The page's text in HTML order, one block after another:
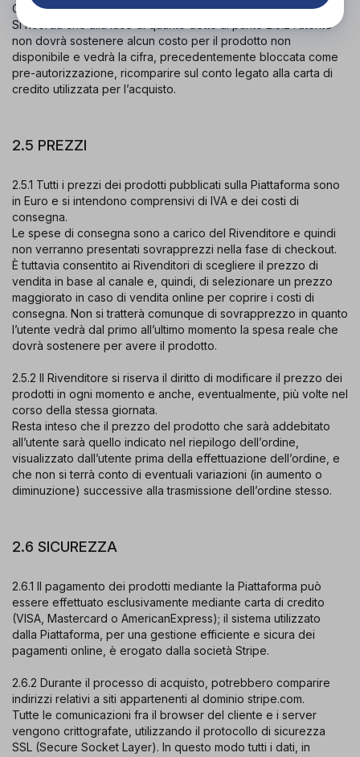
Orthogether) e annullare l’ordine.
Si ricorda che alla luce di quanto detto al punto 2.3.2 l’utente
non dovrà sostenere alcun costo per il prodotto non
disponibile e vedrà la cifra, precedentemente bloccata come
pre-autorizzazione, ricomparire sul conto legato alla carta di
credito utilizzata per l’acquisto.
2.5 PREZZI
2.5.1 Tutti i prezzi dei prodotti pubblicati sulla Piattaforma sono
in Euro e si intendono comprensivi di IVA e dei costi di
consegna.
Le spese di consegna sono a carico del Rivenditore e quindi
non verranno presentati sovrapprezzi nella fase di checkout.
È tuttavia consentito ai Rivenditori di scegliere il prezzo di
vendita in base al canale e, quindi, di selezionare un prezzo
maggiorato in caso di vendita online per coprire i costi di
consegna. Non si tratterà comunque di sovrapprezzo in quanto
l’utente vedrà dal primo all’ultimo momento la spesa reale che
dovrà sostenere per avere il prodotto.
2.5.2 Il Rivenditore si riserva il diritto di modificare il prezzo dei
prodotti in ogni momento e anche, eventualmente, più volte nel
corso della stessa giornata.
Resta inteso che il prezzo del prodotto che sarà addebitato
all’utente sarà quello indicato nel riepilogo dell’ordine,
visualizzato dall’utente prima della effettuazione dell’ordine, e
che non si terrà conto di eventuali variazioni (in aumento o
diminuzione) successive alla trasmissione dell’ordine stesso.
2.6 SICUREZZA
2.6.1 Il pagamento dei prodotti mediante la Piattaforma può
essere effettuato esclusivamente mediante carta di credito
(VISA, Mastercard o AmericanExpress); il sistema utilizzato
dalla Piattaforma, per una gestione efficiente e sicura dei
pagamenti online, è erogato dalla società Stripe.
2.6.2 Durante il processo di acquisto, potrebbero comparire
indirizzi relativi a siti appartenenti al dominio stripe.com.
Tutte le comunicazioni fra il browser del cliente e i server
vengono crittografate, utilizzando il protocollo di sicurezza
SSL (Secure Socket Layer). In questo modo tutti i dati, in